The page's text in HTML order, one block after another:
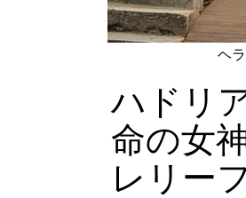
ヘ
ハドリ
命の女
レリー